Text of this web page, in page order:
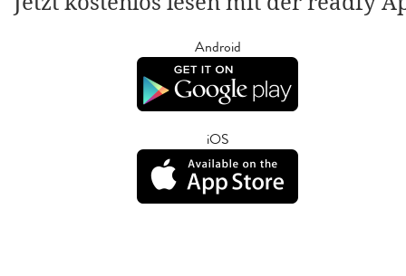
Android
iOS